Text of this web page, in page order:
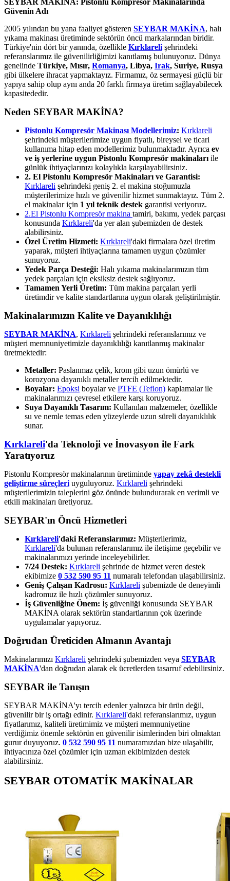
Güvenin Adı
2005 yılından bu yana faaliyet gösteren SEYBAR MAKİNA, halı
yıkama makinası üretiminde sektörün öncü markalarından biridir.
Türkiye'nin dört bir yanında, özellikle Kırklareli şehrindeki
referanslarımız ile güvenilirliğimizi kanıtlamış bulunuyoruz. Dünya
genelinde Türkiye, Mısır, Romanya, Libya, Irak, Suriye, Rusya
gibi ülkelere ihracat yapmaktayız. Firmamız, öz sermayesi güçlü bir
yapıya sahip olup aynı anda 20 farklı firmaya üretim sağlayabilecek
kapasitededir.
Neden SEYBAR MAKİNA?
Pistonlu Kompresör Makinası Modellerimiz: Kırklareli
şehrindeki müşterilerimize uygun fiyatlı, bireysel ve ticari
kullanıma hitap eden modellerimiz bulunmaktadır. Ayrıca ev
ve iş yerlerine uygun Pistonlu Kompresör makinaları ile
günlük ihtiyaçlarınızı kolaylıkla karşılayabilirsiniz.
2. El Pistonlu Kompresör Makinaları ve Garantisi:
Kırklareli şehrindeki geniş 2. el makina stoğumuzla
müşterilerimize hızlı ve güvenilir hizmet sunmaktayız. Tüm 2.
el makinalar için 1 yıl teknik destek garantisi veriyoruz.
2.El Pistonlu Kompresör makina tamiri, bakımı, yedek parçası
konusunda Kırklareli'da yer alan şubemizden de destek
alabilirsiniz.
Özel Üretim Hizmeti: Kırklareli'daki firmalara özel üretim
yaparak, müşteri ihtiyaçlarına tamamen uygun çözümler
sunuyoruz.
Yedek Parça Desteği: Halı yıkama makinalarımızın tüm
yedek parçaları için eksiksiz destek sağlıyoruz.
Tamamen Yerli Üretim: Tüm makina parçaları yerli
üretimdir ve kalite standartlarına uygun olarak geliştirilmiştir.
Makinalarımızın Kalite ve Dayanıklılığı
SEYBAR MAKİNA, Kırklareli şehrindeki referanslarımız ve
müşteri memnuniyetimizle dayanıklılığı kanıtlanmış makinalar
üretmektedir:
Metaller: Paslanmaz çelik, krom gibi uzun ömürlü ve
korozyona dayanıklı metaller tercih edilmektedir.
Boyalar: Epoksi boyalar ve PTFE (Teflon) kaplamalar ile
makinalarımızı çevresel etkilere karşı koruyoruz.
Suya Dayanıklı Tasarım: Kullanılan malzemeler, özellikle
su ve nemle temas eden yüzeylerde uzun süreli dayanıklılık
sunar.
Kırklareli'da Teknoloji ve İnovasyon ile Fark
Yaratıyoruz
Pistonlu Kompresör makinalarının üretiminde yapay zekâ destekli
geliştirme süreçleri uyguluyoruz. Kırklareli şehrindeki
müşterilerimizin taleplerini göz önünde bulundurarak en verimli ve
etkili makinaları üretiyoruz.
SEYBAR'ın Öncü Hizmetleri
Kırklareli'daki Referanslarımız: Müşterilerimiz,
Kırklareli'da bulunan referanslarımız ile iletişime geçebilir ve
makinalarımızı yerinde inceleyebilirler.
7/24 Destek: Kırklareli şehrinde de hizmet veren destek
ekibimize 0 532 590 95 11 numaralı telefondan ulaşabilirsiniz.
Geniş Çalışan Kadrosu: Kırklareli şubemizde de deneyimli
kadromuz ile hızlı çözümler sunuyoruz.
İş Güvenliğine Önem: İş güvenliği konusunda SEYBAR
MAKİNA olarak sektörün standartlarının çok üzerinde
uygulamalar yapıyoruz.
Doğrudan Üreticiden Almanın Avantajı
Makinalarımızı Kırklareli şehrindeki şubemizden veya SEYBAR
MAKİNA'dan doğrudan alarak ek ücretlerden tasarruf edebilirsiniz.
SEYBAR ile Tanışın
SEYBAR MAKİNA'yı tercih edenler yalnızca bir ürün değil,
güvenilir bir iş ortağı edinir. Kırklareli'daki referanslarımız, uygun
fiyatlarımız, kaliteli üretimimiz ve müşteri memnuniyetine
verdiğimiz önemle sektörün en güvenilir isimlerinden biri olmaktan
gurur duyuyoruz. 0 532 590 95 11 numaramızdan bize ulaşabilir,
ihtiyacınıza özel çözümler için uzman ekibimizden destek
alabilirsiniz.
SEYBAR OTOMATİK MAKİNALAR